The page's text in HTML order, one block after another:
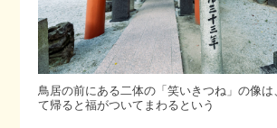
鳥居の前にある二体の「笑いきつね」の像
て帰ると福がついてまわるという